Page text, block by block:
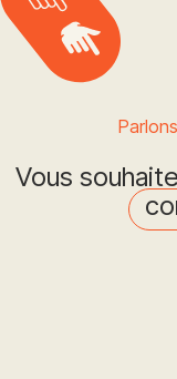
Vous